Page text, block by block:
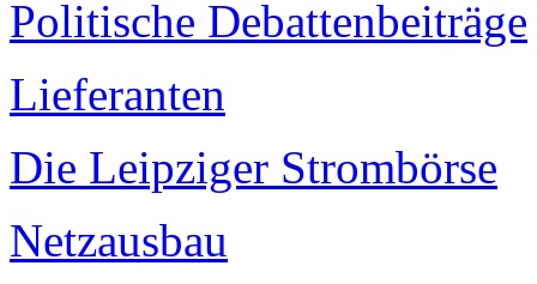
Politische Debattenbeiträge
Lieferanten
Die Leipziger Strombörse
Netzausbau